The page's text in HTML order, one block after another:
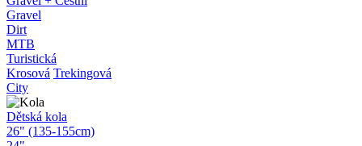
Gravel
Dirt
MTB
Turistická
Krosová Trekingová
City
Dětská kola
26" (135-155cm)